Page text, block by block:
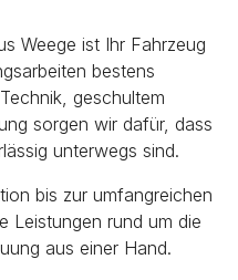
Weege ist Ihr Fahrzeug
bestens
geschultem
sorgen wir dafür, dass
unterwegs sind.
bis zur umfangreichen
Leistungen rund um die
aus einer Hand.